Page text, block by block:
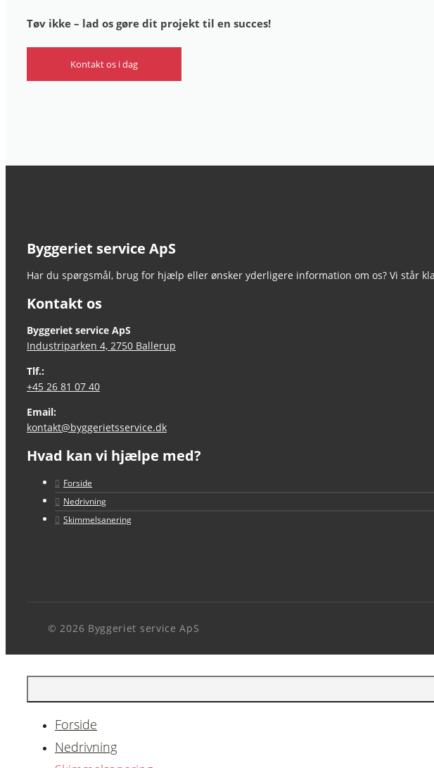
Tøv ikke – lad os gøre dit projekt til en succes!
Kontakt os i dag
Byggeriet service ApS
Har du spørgsmål, brug for hjælp eller ønsker yderligere information om os? Vi står
Kontakt os
Byggeriet service ApS
Industriparken 4, 2750 Ballerup
Tlf.:
+45 26 81 07 40
Email:
kontakt@byggerietsservice.dk
Hvad kan vi hjælpe med?
Forside
Nedrivning
Skimmelsanering
© 2026 Byggeriet service ApS
Forside
Nedrivning